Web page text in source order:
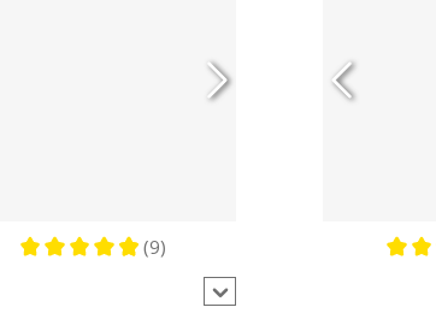
Gemiddelde waardering van 4.8 van 5 sterren
(9)